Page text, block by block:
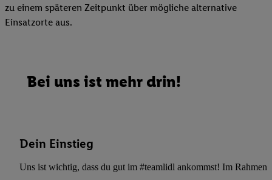
zu einem späteren Zeitpunkt über mögliche alternative
Einsatzorte aus.
Bei uns ist mehr drin!
Dein Einstieg
Uns ist wichtig, dass du gut im #teamlidl ankommst! Im Rahmen